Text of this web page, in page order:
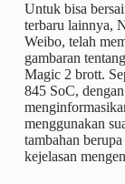
Untuk bisa
terbaru lainnya,
Weibo, telah
gambaran
Magic 2 brott.
845 SoC,
menggunakan
tambahan
kejelasan